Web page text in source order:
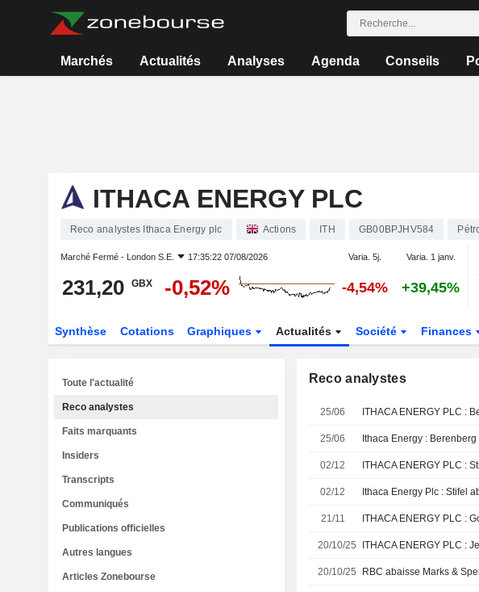
Marchés Actualités Analyses Agenda Conseils
ITHACA ENERGY PLC
Reco analystes Ithaca Energy plc Actions ITH GB00BPJHV584
Marché Fermé - London S.E. 17:35:22 07/08/2026 Varia. 5j. Varia. 1 janv.
231,20 GBX -0,52% -4,54% +39,45%
Synthèse Cotations Graphiques Actualités Société Finances
Reco analystes
25/06 ITHACA ENERGY PLC :
25/06
02/12 ITHACA ENERGY PLC :
02/12
21/11 ITHACA ENERGY PLC :
20/10/25 ITHACA ENERGY PLC :
20/10/25 RBC abaisse Marks &
Toute l'actualité
Reco analystes
Faits marquants
Insiders
Transcripts
Communiqués
Publications officielles
Autres langues
Articles Zonebourse